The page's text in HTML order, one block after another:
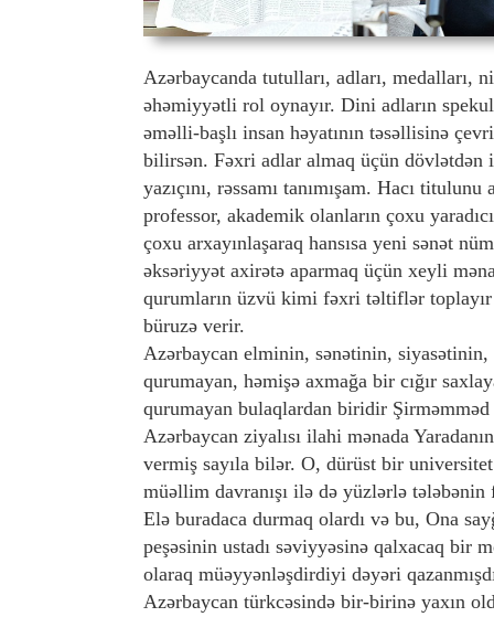
Azərbaycanda tutulları, adları, medalları,
əhəmiyyətli rol oynayır. Dini adların
əməlli-başlı insan həyatının təsəllisinə
bilirsən. Fəxri adlar almaq üçün dövlətdən
yazıçını, rəssamı tanımışam. Hacı
professor, akademik olanların çoxu
çoxu arxayınlaşaraq hansısa yeni sənət
əksəriyyət axirətə aparmaq üçün xeyli
qurumların üzvü kimi fəxri təltiflər
büruzə verir.
Azərbaycan elminin, sənətinin, siyasətinin,
qurumayan, həmişə axmağa bir cığır
qurumayan bulaqlardan biridir
Azərbaycan ziyalısı ilahi mənada
vermiş sayıla bilər. O, dürüst bir
müəllim davranışı ilə də yüzlərlə
Elə buradaca durmaq olardı və bu, Ona
peşəsinin ustadı səviyyəsinə qalxacaq bir
olaraq müəyyənləşdirdiyi dəyəri
Azərbaycan türkcəsində bir-birinə yaxın